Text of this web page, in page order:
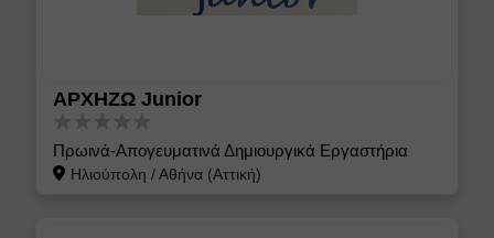
ΑΡΧΗΖΩ Junior
Πρωινά-Απογευματινά Δημιουργικά Εργαστήρια
Ηλιούπολη /Αθήνα (Αττική)